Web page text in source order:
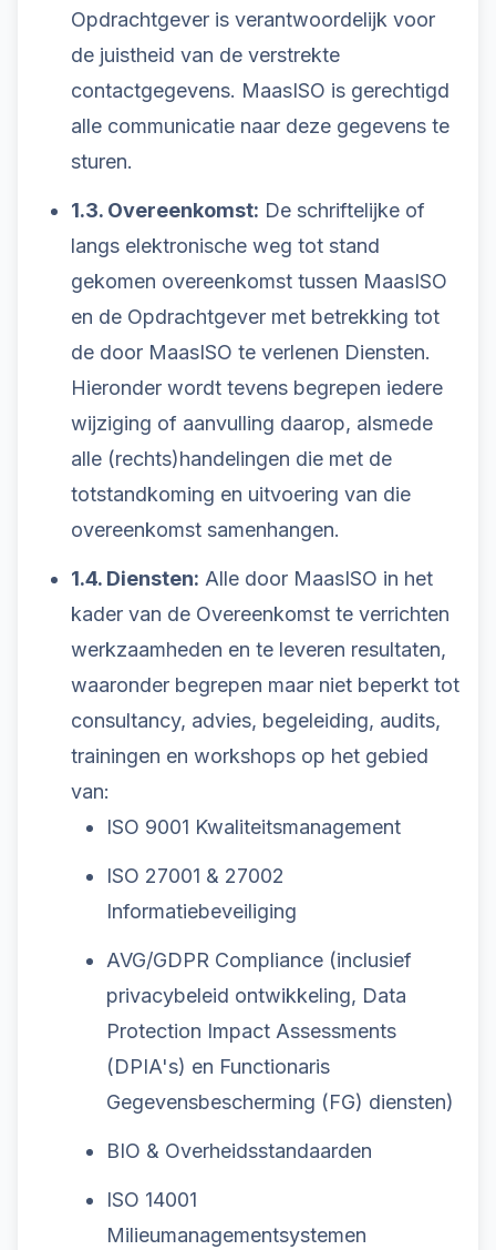
Opdrachtgever is verantwoordelijk voor
de juistheid van de verstrekte
contactgegevens. MaasISO is gerechtigd
alle communicatie naar deze gegevens te
sturen.
1.3. Overeenkomst: De schriftelijke of
langs elektronische weg tot stand
gekomen overeenkomst tussen MaasISO
en de Opdrachtgever met betrekking tot
de door MaasISO te verlenen Diensten.
Hieronder wordt tevens begrepen iedere
wijziging of aanvulling daarop, alsmede
alle (rechts)handelingen die met de
totstandkoming en uitvoering van die
overeenkomst samenhangen.
1.4. Diensten: Alle door MaasISO in het
kader van de Overeenkomst te verrichten
werkzaamheden en te leveren resultaten,
waaronder begrepen maar niet beperkt tot
consultancy, advies, begeleiding, audits,
trainingen en workshops op het gebied
van:
ISO 9001 Kwaliteitsmanagement
ISO 27001 & 27002
Informatiebeveiliging
AVG/GDPR Compliance (inclusief
privacybeleid ontwikkeling, Data
Protection Impact Assessments
(DPIA's) en Functionaris
Gegevensbescherming (FG) diensten)
BIO & Overheidsstandaarden
ISO 14001
Milieumanagementsystemen